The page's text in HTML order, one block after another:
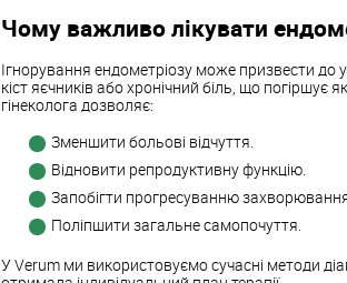
Чому важливо лікувати
Ігнорування ендометріозу може призвести до
кіст яєчників або хронічний біль, що погіршує
гінеколога дозволяє:
Зменшити больові відчуття.
Відновити репродуктивну функцію.
Запобігти прогресуванню
Поліпшити загальне самопочуття.
У Verum ми використовуємо сучасні методи